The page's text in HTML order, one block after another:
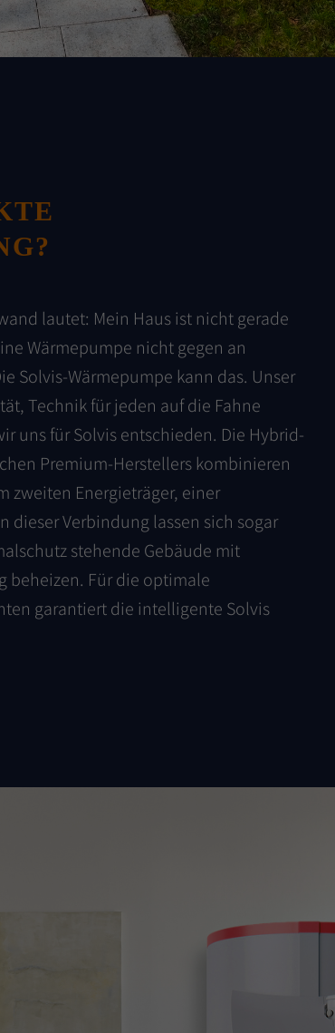
lautet: Mein Haus ist nicht gerade
Wärmepumpe nicht gegen an
Solvis-Wärmepumpe kann das. Unser
Technik für jeden auf die Fahne
uns für Solvis entschieden. Die Hybrid-
Premium-Herstellers kombinieren
zweiten Energieträger, einer
dieser Verbindung lassen sich sogar
stehende Gebäude mit
beheizen. Für die optimale
garantiert die intelligente Solvis